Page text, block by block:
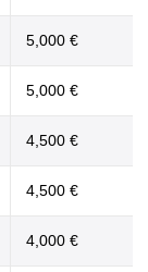
5,000 €
5,000 €
4,500 €
4,500 €
4,000 €